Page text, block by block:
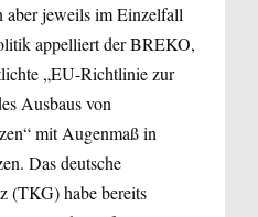
aber jeweils im Einzelfall
appelliert der BREKO,
„EU-Richtlinie zur
Ausbaus von
mit Augenmaß in
Das deutsche
(TKG) habe bereits